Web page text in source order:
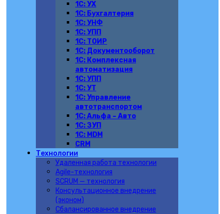
1С: УХ
1С: Бухгалтерия
1C: УНФ
1C: УПП
1С: ТОИР
1С: Документооборот
1С: Комплексная
автоматизация
1С: УПП
1С: УТ
1С: Управление
автотранспортом
1С: Альфа – Авто
1С: ЗУП
1С: MDM
CRM
Технологии
Удаленная работа технологии
Agile-технология
SCRUM — технология
Консультационное внедрение
(эконом)
Сбалансированное внедрение